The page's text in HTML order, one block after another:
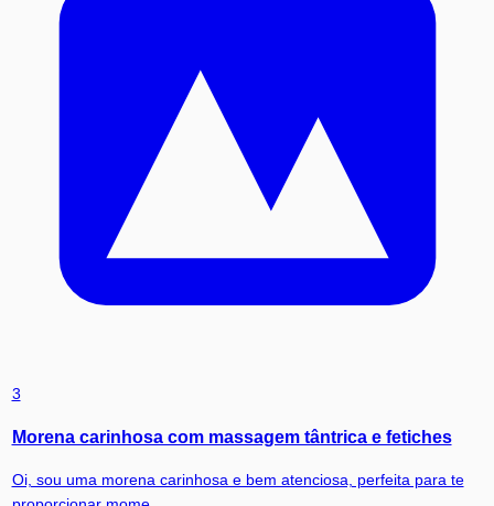
3
Morena carinhosa com massagem tântrica e fetiches
Oi, sou uma morena carinhosa e bem atenciosa, perfeita para te